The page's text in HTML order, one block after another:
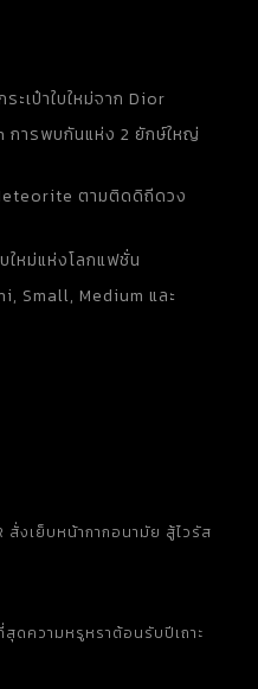
ะเป๋าใบใหม่จาก Dior
ารพบกันแห่ง 2 ยักษ์ใหญ่
ตามติดดิถีดวง
ใหม่แห่งโลกแฟชั่น
Small, Medium และ
สั่งเย็บหน้ากากอนามัย สู้ไวรัส
ที่สุดความหรูหราต้อนรับปีเถาะ